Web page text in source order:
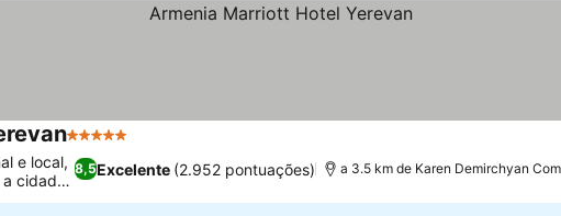
5 Estrelas
8,5Excelente (2.952 pontuações)
e local,
cidade
a 3.5 km de Karen Demirchyan